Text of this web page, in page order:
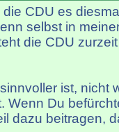
CDU es
selbst in
die CDU
ist, nicht
Wenn Du
dazu beitragen,